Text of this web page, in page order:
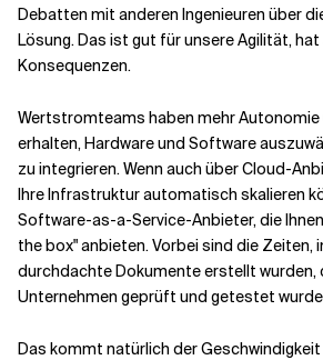
Debatten mit anderen Ingenieuren über
Lösung. Das ist gut für unsere Agilität, hat
Konsequenzen.
Wertstromteams haben mehr Autonomie
erhalten, Hardware und Software
zu integrieren. Wenn auch über Cloud-
Ihre Infrastruktur automatisch skalieren
Software-as-a-Service-Anbieter, die
the box" anbieten. Vorbei sind die Zeiten,
durchdachte Dokumente erstellt wurden,
Unternehmen geprüft und getestet
Das kommt natürlich der